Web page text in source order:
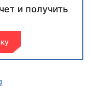
и получить